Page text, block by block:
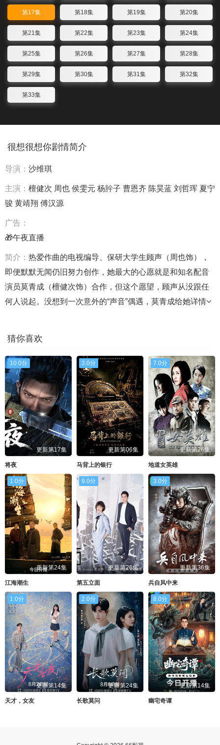
第17集 第18集 第19集 第20集
第21集 第22集 第23集 第24集
第25集 第26集 第27集 第28集
第29集 第30集 第31集 第32集
第33集
很想很想你剧情简介
导演： 沙维琪
主演： 檀健次 周也 侯雯元 杨肸子 曹恩齐 陈昊蓝 刘哲珲 夏宁
骏 黄靖翔 傅汉源
广告：
🎁午夜直播
简介： 热爱作曲的电视编导、保研大学生顾声（周也饰），
即便默默无闻仍旧努力创作，她最大的心愿就是和知名配音
演员莫青成（檀健次饰）合作，但这个愿望，顾声从没跟任
何人说起。没想到一次意外的“声音”偶遇，莫青成给她详情
猜你喜欢
10.0分
更新第17集
将夜
3.0分
更新第06集
马背上的银行
7.0分
更新第26集
地道女英雄
1.0分
更新第24集
江海潮生
9.0分
更新第26集
第五立面
3.0分
更新第36集
兵自风中来
1.0分
更新第14集
天才，女友
2.0分
更新第24集
长歌莫问
8.0分
更新第14集
幽宅奇谭